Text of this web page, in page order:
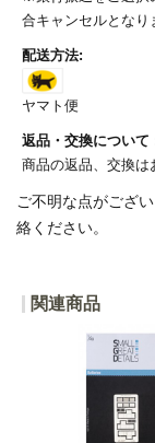
合キャンセルとなり
配送方法:
ヤマト便
返品・交換について
商品の返品、交換は
ご不明な点がござい
絡ください。
関連商品